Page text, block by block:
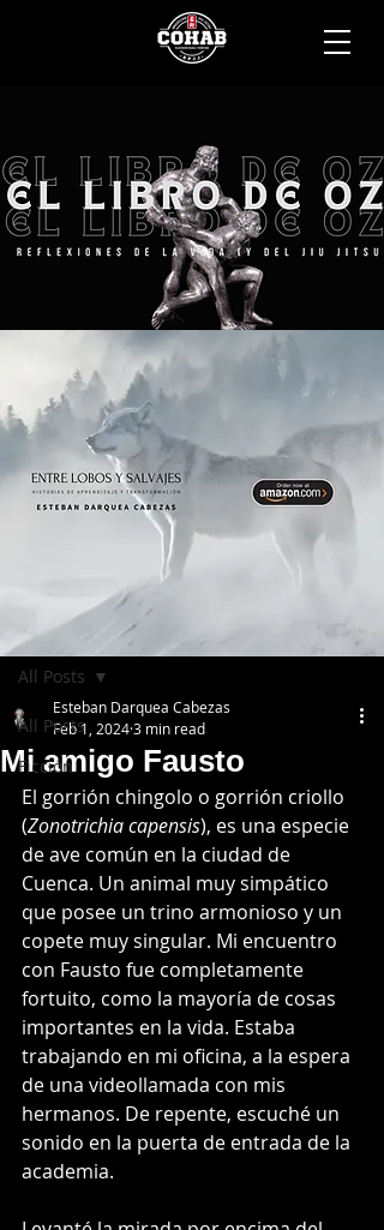
All Posts
Ficción
All Posts
Mi amigo Fausto
Esteban Darquea Cabezas
Feb 1, 20243 min read
El gorrión chingolo o gorrión criollo
(Zonotrichia capensis), es una especie
de ave común en la ciudad de
Cuenca. Un animal muy simpático
que posee un trino armonioso y un
copete muy singular. Mi encuentro
con Fausto fue completamente
fortuito, como la mayoría de cosas
importantes en la vida. Estaba
trabajando en mi oficina, a la espera
de una videollamada con mis
hermanos. De repente, escuché un
sonido en la puerta de entrada de la
academia.